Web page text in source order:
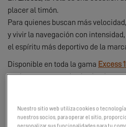
placer al timón.
Para quienes buscan más
y vivir la navegación con intensidad,
el espíritu más deportivo de la
Disponible en toda la gama Excess
pack concentra todo el saber hacer
experiencia de navegación aún
Nuestro sitio web utiliza cookies o
nuestros socios, para operar el sitio,
personalizar sus funcionalidades para tu